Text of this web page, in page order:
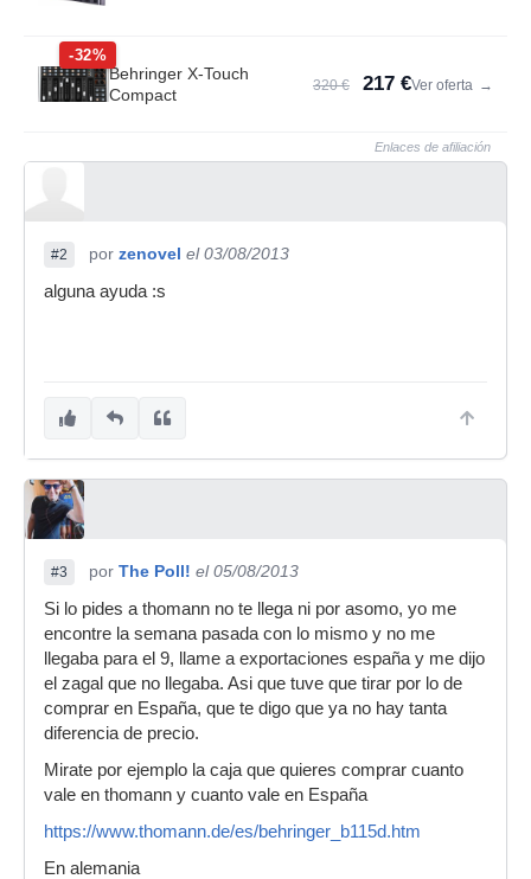
-32%
Behringer X-Touch
Compact
320 € 217 €Ver oferta →
Enlaces de afiliación
#2 por zenovel el 03/08/2013
alguna ayuda :s
#3 por The Poll! el 05/08/2013
Si lo pides a thomann no te llega ni por asomo, yo me
encontre la semana pasada con lo mismo y no me
llegaba para el 9, llame a exportaciones españa y me dijo
el zagal que no llegaba. Asi que tuve que tirar por lo de
comprar en España, que te digo que ya no hay tanta
diferencia de precio.
Mirate por ejemplo la caja que quieres comprar cuanto
vale en thomann y cuanto vale en España
https://www.thomann.de/es/behringer_b115d.htm
En alemania